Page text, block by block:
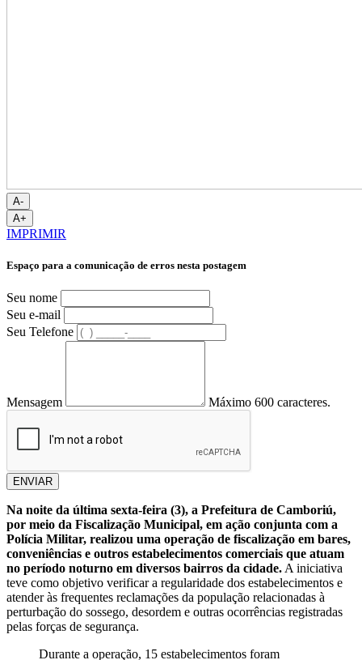
A-
A+
IMPRIMIR
Espaço para a comunicação de erros nesta postagem
Seu nome
Seu e-mail
Seu Telefone
Mensagem Máximo 600 caracteres.
ENVIAR
Na noite da última sexta-feira (3), a Prefeitura de Camboriú,
por meio da Fiscalização Municipal, em ação conjunta com a
Polícia Militar, realizou uma operação de fiscalização em bares,
conveniências e outros estabelecimentos comerciais que atuam
no período noturno em diversos bairros da cidade.A iniciativa
teve como objetivo verificar a regularidade dos estabelecimentos e
atender às frequentes reclamações da população relacionadas à
perturbação do sossego, desordem e outras ocorrências registradas
pelas forças de segurança.
Durante a operação, 15 estabelecimentos foram